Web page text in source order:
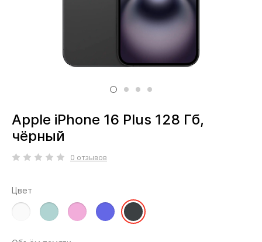
Apple iPhone 16 Plus 128 Гб,
чёрный
0 отзывов
Цвет